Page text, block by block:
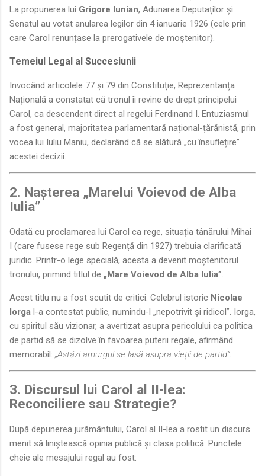
La propunerea lui Grigore Iunian, Adunarea Deputaților și
Senatul au votat anularea legilor din 4 ianuarie 1926 (cele prin
care Carol renunțase la prerogativele de moștenitor).
Temeiul Legal al Succesiunii
Invocând articolele 77 și 79 din Constituție, Reprezentanța
Națională a constatat că tronul îi revine de drept principelui
Carol, ca descendent direct al regelui Ferdinand I. Entuziasmul
a fost general, majoritatea parlamentară național-țărănistă, prin
vocea lui Iuliu Maniu, declarând că se alătură „cu însuflețire”
acestei decizii.
2. Nașterea „Marelui Voievod de Alba
Iulia”
Odată cu proclamarea lui Carol ca rege, situația tânărului Mihai
I (care fusese rege sub Regență din 1927) trebuia clarificată
juridic. Printr-o lege specială, acesta a devenit moștenitorul
tronului, primind titlul de „Mare Voievod de Alba Iulia”.
Acest titlu nu a fost scutit de critici. Celebrul istoric Nicolae
Iorga l-a contestat public, numindu-l „nepotrivit și ridicol”. Iorga,
cu spiritul său vizionar, a avertizat asupra pericolului ca politica
de partid să se dizolve în favoarea puterii regale, afirmând
memorabil: „Astăzi amurgul se lasă asupra vieții de partid”.
3. Discursul lui Carol al II-lea:
Reconciliere sau Strategie?
După depunerea jurământului, Carol al II-lea a rostit un discurs
menit să liniștească opinia publică și clasa politică. Punctele
cheie ale mesajului regal au fost: